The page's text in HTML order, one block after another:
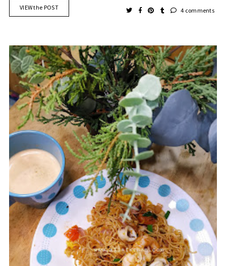
VIEW the POST 4 comments